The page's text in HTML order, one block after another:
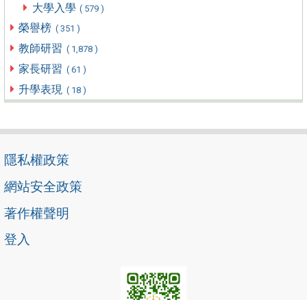
大學入學 ( 579 )
榮譽榜 ( 351 )
教師研習 ( 1,878 )
家長研習 ( 61 )
升學表現 ( 18 )
隱私權政策
網站安全政策
著作權聲明
登入